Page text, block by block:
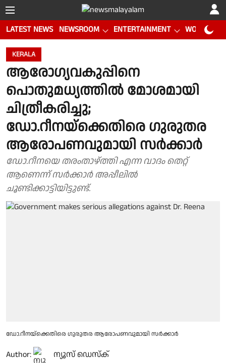
LATEST NEWS NEWSROOM ENTERTAINMENT WORLD CUP
KERALA
ആരോഗ്യവകുപ്പിനെ
പൊതുമധ്യത്തിൽ മോശമായി
ചിത്രീകരിച്ചു;
ഡോ.റീനയ്ക്കെതിരെ ഗുരുതര
ആരോപണവുമായി സർക്കാർ
ഡോ.റീനയെ തരംതാഴ്ത്തി എന്ന വാദം തെറ്റ്
ആണെന്ന് സർക്കാർ അപ്പീലിൽ
ചൂണ്ടിക്കാട്ടിയിട്ടുണ്ട്.
ഡോ.റീനയ്ക്കെതിരെ ഗുരുതര ആരോപണവുമായി സർക്കാർ
Author: ന്യൂസ് ഡെസ്ക്